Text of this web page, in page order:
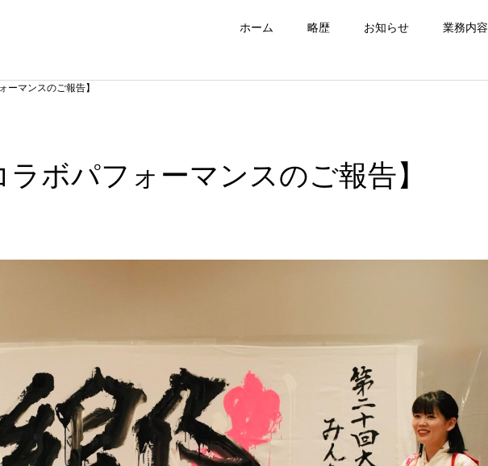
ホーム 略歴 お知らせ 業務内容
ーマンスのご報告】
ラボパフォーマンスのご報告】